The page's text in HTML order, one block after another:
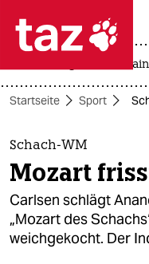
 taz
themen
politik
öko
gesellschaft
krieg in der
Startseite Sport
Schach-WM
Mozart
Carlsen schlägt
„Mozart des
weichgekocht. Der